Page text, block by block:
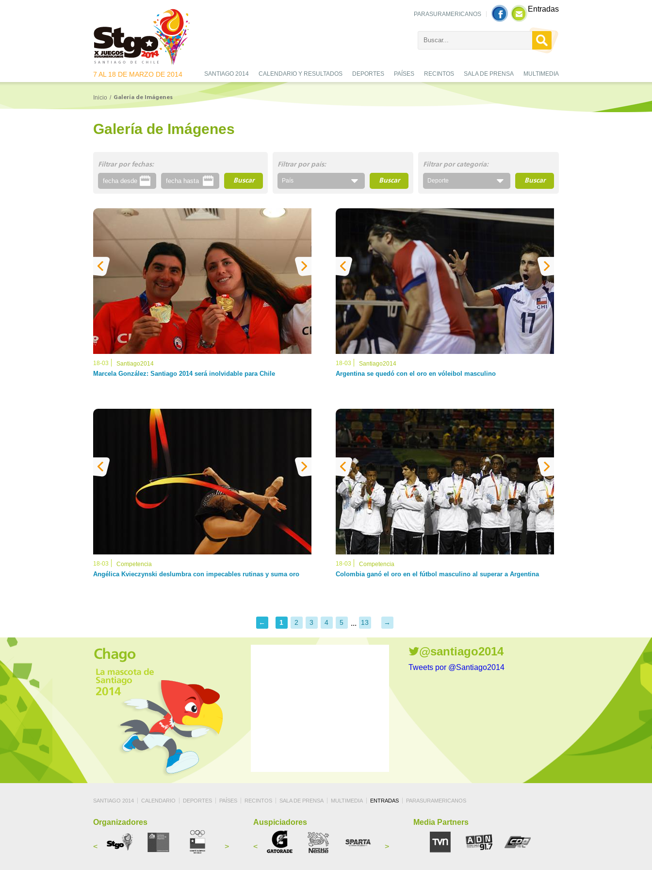
7 AL 18 DE MARZO DE 2014
Entradas
PARASURAMERICANOS
SANTIAGO 2014 CALENDARIO Y RESULTADOS DEPORTES PAÍSES RECINTOS SALA DE PRENSA MULTIMEDIA
Inicio / Galería de Imágenes
Galería de Imágenes
Filtrar por fechas:
Buscar
Filtrar por país:
País Buscar
Filtrar por categoría:
Deporte Buscar
18-03 Santiago2014
Marcela González: Santiago 2014 será inolvidable para Chile
18-03 Santiago2014
Argentina se quedó con el oro en vóleibol masculino
18-03 Competencia
Angélica Kvieczynski deslumbra con impecables rutinas y suma oro
18-03 Competencia
Colombia ganó el oro en el fútbol masculino al superar a Argentina
← 1 2 3 4 5 ... 13 →
@santiago2014
Tweets por @Santiago2014
SANTIAGO 2014 CALENDARIO DEPORTES PAÍSES RECINTOS SALA DE PRENSA MULTIMEDIA ENTRADAS PARASURAMERICANOS
Organizadores
< >
Auspiciadores
< >
Media Partners